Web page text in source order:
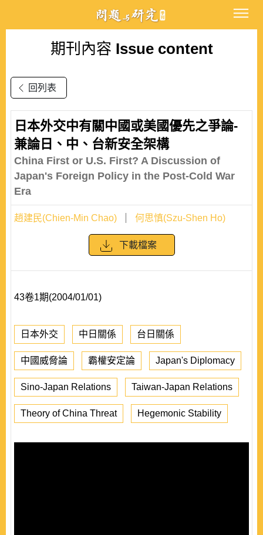
期刊內容 Issue content
回列表
日本外交中有關中國或美國優先之爭論-
兼論日、中、台新安全架構
China First or U.S. First? A Discussion of
Japan's Foreign Policy in the Post-Cold War
Era
趙建民(Chien-Min Chao) 何思慎(Szu-Shen Ho)
下載檔案
43卷1期(2004/01/01)
日本外交 中日關係 台日關係
中國威脅論 霸權安定論 Japan's Diplomacy
Sino-Japan Relations Taiwan-Japan Relations
Theory of China Threat Hegemonic Stability